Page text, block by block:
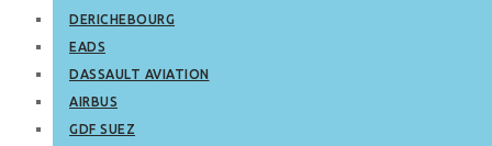
DERICHEBOURG
EADS
DASSAULT AVIATION
AIRBUS
GDF SUEZ